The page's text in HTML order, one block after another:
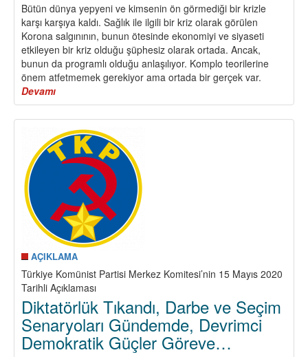
Bütün dünya yepyeni ve kimsenin ön görmediği bir krizle
karşı karşıya kaldı. Sağlık ile ilgili bir kriz olarak görülen
Korona salgınının, bunun ötesinde ekonomiyi ve siyaseti
etkileyen bir kriz olduğu şüphesiz olarak ortada. Ancak,
bunun da programlı olduğu anlaşılıyor. Komplo teorilerine
önem atfetmemek gerekiyor ama ortada bir gerçek var.
Devamı
Korona’nın
Şifresi
AÇIKLAMA
Türkiye Komünist Partisi Merkez Komitesi’nin 15 Mayıs 2020
Tarihli Açıklaması
Diktatörlük Tıkandı, Darbe ve Seçim
Senaryoları Gündemde, Devrimci
Demokratik Güçler Göreve…